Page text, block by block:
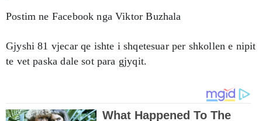
Postim ne Facebook nga Viktor Buzhala
Gjyshi 81 vjecar qe ishte i shqetesuar per shkollen e nipit
te vet paska dale sot para gjyqit.